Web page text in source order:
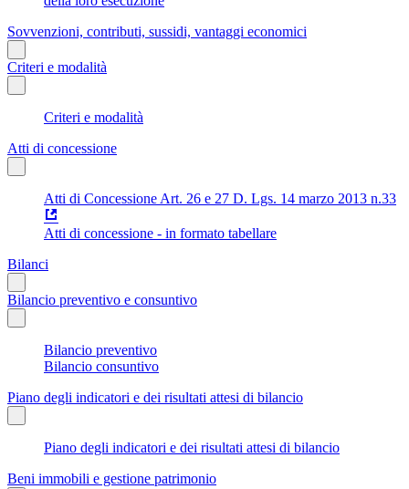
Sovvenzioni, contributi, sussidi, vantaggi economici
Criteri e modalità
Criteri e modalità
Atti di concessione
Atti di Concessione Art. 26 e 27 D. Lgs. 14 marzo 2013 n.33
Atti di concessione - in formato tabellare
Bilanci
Bilancio preventivo e consuntivo
Bilancio preventivo
Bilancio consuntivo
Piano degli indicatori e dei risultati attesi di bilancio
Piano degli indicatori e dei risultati attesi di bilancio
Beni immobili e gestione patrimonio